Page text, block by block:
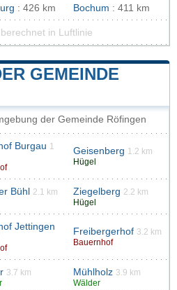
: 426 km Bochum : 411 km
in Luftlinie
GEMEINDE
der Gemeinde Röfingen
Burgau 1
Geisenberg 1.2 km
Hügel
Bühl 2.1 km
Ziegelberg 2.2 km
Hügel
Jettingen Freibergerhof 3.2 km
Bauernhof
3.7 km
Mühlholz 3.9 km
Wälder